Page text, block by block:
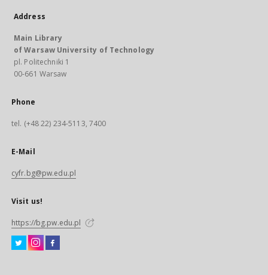
Address
Main Library
of Warsaw University of Technology
pl. Politechniki 1
00-661 Warsaw
Phone
tel. (+48 22) 234-5113, 7400
E-Mail
cyfr.bg@pw.edu.pl
Visit us!
https://bg.pw.edu.pl